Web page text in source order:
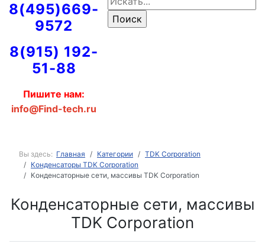
8(495)669-
9572
8(915) 192-
51-88
Пишите нам:
info@Find-tech.ru
Вы здесь: Главная Категории
TDK Corporation
Конденсаторы TDK Corporation
Конденсаторные сети, массивы TDK Corporation
Конденсаторные сети, массивы
TDK Corporation